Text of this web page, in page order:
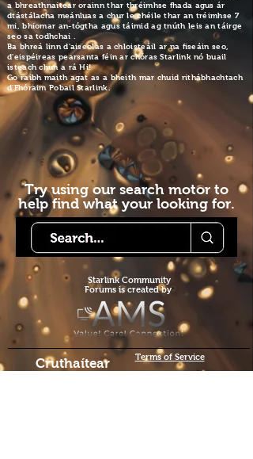
a bhreathnaítear orainn thar thréimhse fhada agus ár
dtástálacha meánluas a chur le chéile thar an tréimhse 7
mí, bhíomar an-tógtha agus táimid ag tnúth leis an táirge
seo sa todhchaí
Ba bhreá linn d'aiseolas a chloisteáil ar na físeáin seo,
d'eispéireas pearsanta féin ar chóras Starlink nó buail
isteach chun a rá Hi!
Go raibh maith agat as a bheith mar chuid ríthábhachtach
d’Fhóraim Pobail Starlink.
Try using our search motor to
help find what your looking for.
Starlink Community
Forums is created by
Cruthaítear
Terms of Service